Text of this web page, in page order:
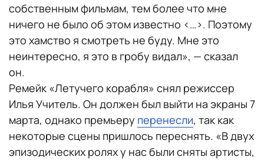
собственным фильмам, тем более что мне
ничего не было об этом известно <…>. Поэтому
это хамство я смотреть не буду. Мне это
неинтересно, я это в гробу видал», — сказал
он.
Ремейк «Летучего корабля» снял режиссер
Илья Учитель. Он должен был выйти на экраны 7
марта, однако премьеру перенесли, так как
некоторые сцены пришлось переснять. «В двух
эпизодических ролях у нас были сняты артисты,